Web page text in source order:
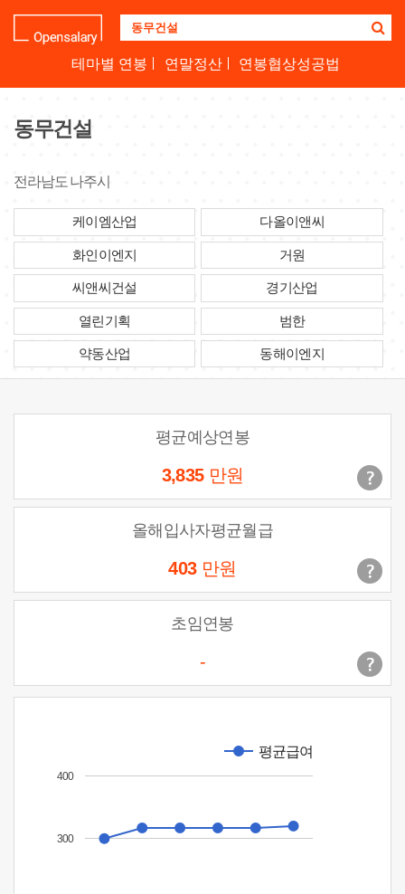
업
명
테마별 연봉 연말정산 연봉협상성공법
동무건설
전라남도 나주시
케이엠산업 다올이앤씨
화인이엔지 거원
씨앤씨건설 경기산업
열린기획 범한
약동산업 동해이엔지
평균예상연봉
3,835 만원
올해입사자평균월급
403 만원
초임연봉
-
평균급여
300
400